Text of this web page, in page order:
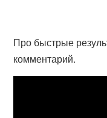
Про быстрые
комментарий.